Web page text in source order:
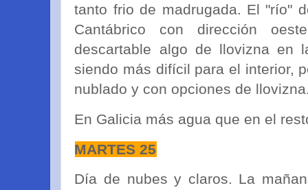
tanto frio de madrugada. El "río"
Cantábrico con dirección
descartable algo de llovizna en
siendo más difícil para el interior,
nublado y con opciones de
En Galicia más agua que en el
MARTES 25
Día de nubes y claros. La